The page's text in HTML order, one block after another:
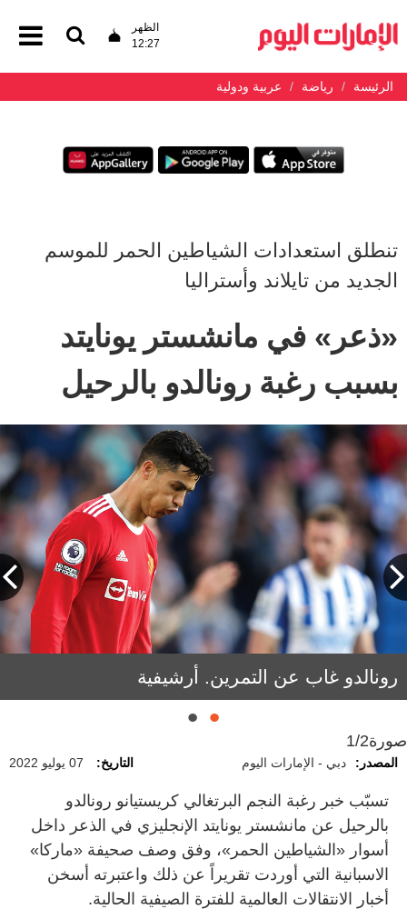
الظهر
12:27
الرئيسة رياضة عربية ودولية
تنطلق استعدادات الشياطين الحمر للموسم
الجديد من تايلاند وأستراليا
«ذعر» في مانشستر يونايتد
بسبب رغبة رونالدو بالرحيل
رونالدو غاب عن التمرين. أرشيفية
الجمهور يطالب رونالدو بالبقاء. أرشيفية
صورة1/2
المصدر: دبي - الإمارات اليوم التاريخ: 07 يوليو 2022
تسبّب خبر رغبة النجم البرتغالي كريستيانو رونالدو
بالرحيل عن مانشستر يونايتد الإنجليزي في الذعر داخل
أسوار «الشياطين الحمر»، وفق وصف صحيفة «ماركا»
الاسبانية التي أوردت تقريراً عن ذلك واعتبرته أسخن
أخبار الانتقالات العالمية للفترة الصيفية الحالية.